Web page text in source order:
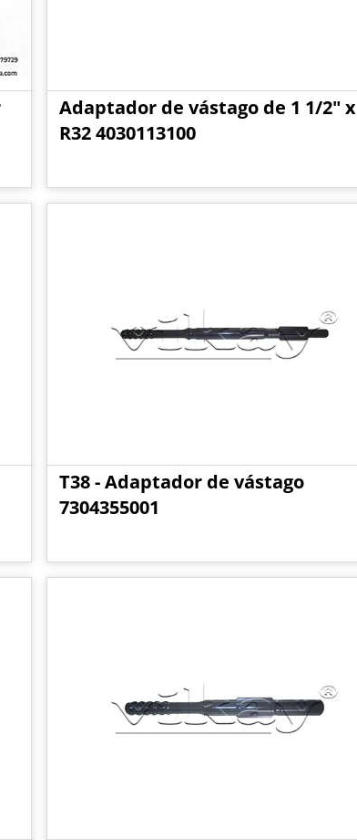
Adaptador de vástago de 1 1/2" x
R32 4030113100
T38 - Adaptador de vástago
7304355001